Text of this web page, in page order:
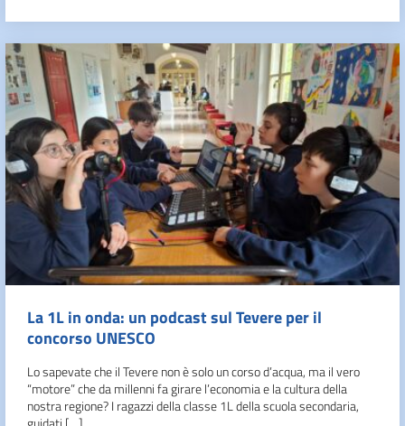
La 1L in onda: un podcast sul Tevere per il
concorso UNESCO
Lo sapevate che il Tevere non è solo un corso d’acqua, ma il vero
“motore” che da millenni fa girare l’economia e la cultura della
nostra regione? I ragazzi della classe 1L della scuola secondaria,